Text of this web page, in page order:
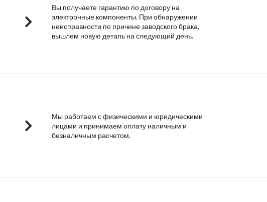
Вы получаете гарантию по договору на
электронные компоненты. При обнаружении
неисправности по причине заводского брака,
вышлем новую деталь на следующий день.
Мы работаем с физическими и юридическими
лицами и принимаем оплату наличным и
безналичным расчетом.